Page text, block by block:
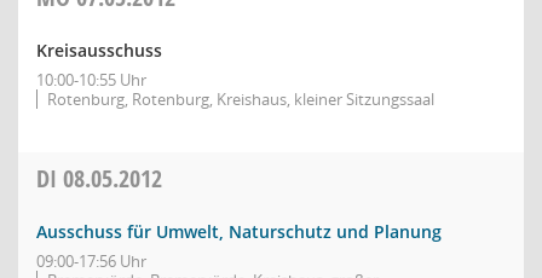
Kreisausschuss
10:00-10:55 Uhr
Rotenburg, Rotenburg, Kreishaus, kleiner Sitzungssaal
DI 08.05.2012
Ausschuss für Umwelt, Naturschutz und Planung
09:00-17:56 Uhr